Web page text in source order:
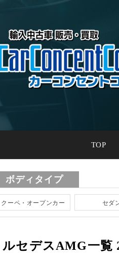
TOP
ボディタイプ
クーペ・オープンカー セダ
ルセデスAMG一覧